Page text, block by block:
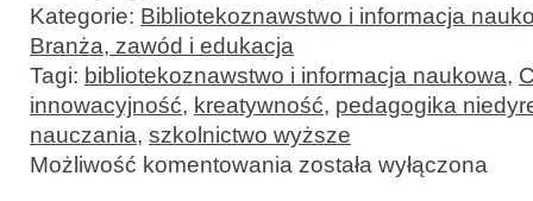
Kategorie: Bibliotekoznawstwo i informacja
Branża, zawód i edukacja
Tagi: bibliotekoznawstwo i informacja naukowa,
innowacyjność, kreatywność, pedagogika
nauczania, szkolnictwo wyższe
Możliwość komentowania Metoda
WalDorF:
została wyłączona